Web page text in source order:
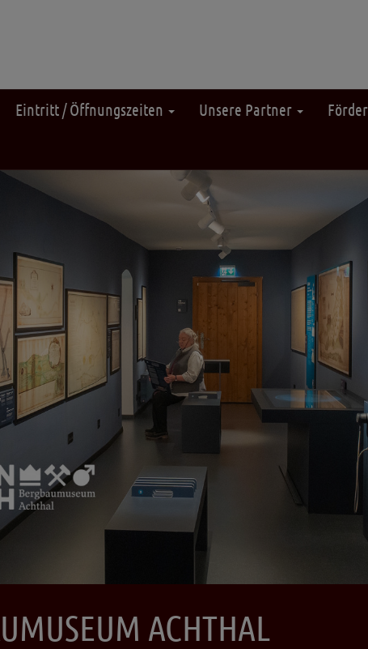
Eintritt / Öffnungszeiten Unsere Partner
ACHTHAL